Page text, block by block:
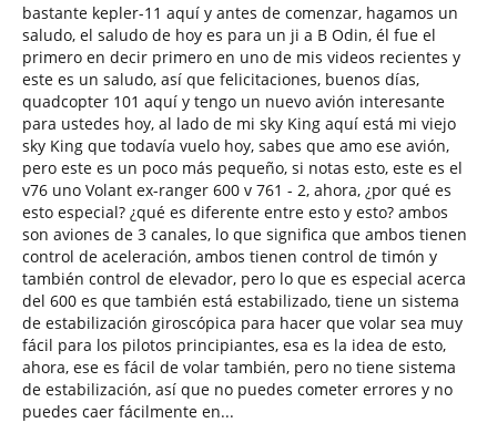
bastante kepler-11 aquí y antes de comenzar, hagamos un
saludo, el saludo de hoy es para un ji a B Odin, él fue el
primero en decir primero en uno de mis videos recientes y
este es un saludo, así que felicitaciones, buenos días,
quadcopter 101 aquí y tengo un nuevo avión interesante
para ustedes hoy, al lado de mi sky King aquí está mi viejo
sky King que todavía vuelo hoy, sabes que amo ese avión,
pero este es un poco más pequeño, si notas esto, este es el
v76 uno Volant ex-ranger 600 v 761 - 2, ahora, ¿por qué es
esto especial? ¿qué es diferente entre esto y esto? ambos
son aviones de 3 canales, lo que significa que ambos tienen
control de aceleración, ambos tienen control de timón y
también control de elevador, pero lo que es especial acerca
del 600 es que también está estabilizado, tiene un sistema
de estabilización giroscópica para hacer que volar sea muy
fácil para los pilotos principiantes, esa es la idea de esto,
ahora, ese es fácil de volar también, pero no tiene sistema
de estabilización, así que no puedes cometer errores y no
puedes caer fácilmente en...